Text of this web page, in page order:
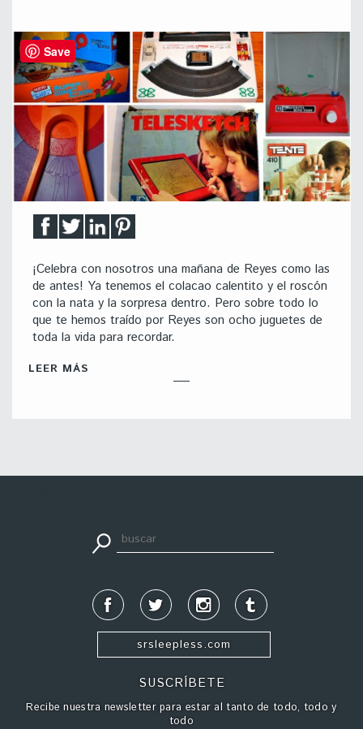
¡Celebra con nosotros una mañana de Reyes como las
de antes! Ya tenemos el colacao calentito y el roscón
con la nata y la sorpresa dentro. Pero sobre todo lo
que te hemos traído por Reyes son ocho juguetes de
toda la vida para recordar.
LEER MÁS
srsleepless.com
SUSCRÍBETE
Recibe nuestra newsletter para estar al tanto de todo, todo y
todo
Save